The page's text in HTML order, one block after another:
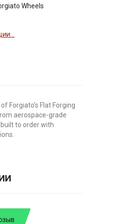
Wheels
Forgiato's Flat Forging
aerospace-grade
to order with